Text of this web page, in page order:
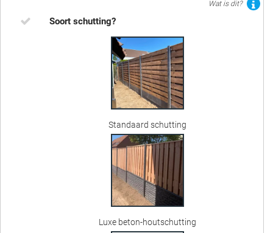
Wat is dit?
Soort schutting?
Standaard schutting
Luxe beton-houtschutting